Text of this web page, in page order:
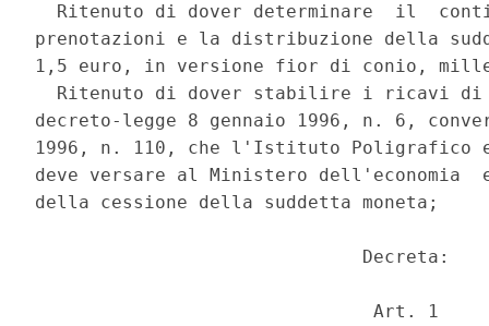
Ritenuto di dover determinare  il
prenotazioni e la distribuzione della
1,5 euro, in versione fior di conio,
Ritenuto di dover stabilire i ricavi
decreto-legge 8 gennaio 1996, n. 6,
1996, n. 110, che l'Istituto Poligrafico
deve versare al Ministero
della cessione della suddetta moneta;
                              Decreta:
                               Art. 1